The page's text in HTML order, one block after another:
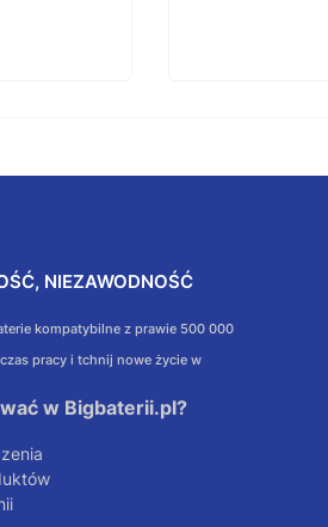
NIEZAWODNOŚĆ
kompatybilne z prawie 500 000
pracy i tchnij nowe życie w
w Bigbaterii.pl?